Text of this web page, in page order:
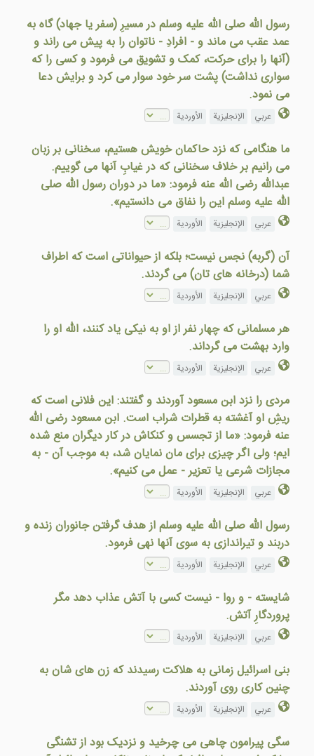
رسول الله صلى الله عليه وسلم در مسيرِ (سفر يا جهاد) گاه به
عمد عقب می ماند و - افرادِ - ناتوان را به پيش می راند و
(آنها را برای حرکت، کمک و تشويق می فرمود و کسی را که
سواری نداشت) پشت سر خود سوار می کرد و برايش دعا
می نمود.
عربي الإنجليزية الأوردية
ما هنگامی که نزد حاکمان خويش هستيم، سخنانی بر زبان
می رانيم بر خلاف سخنانی که در غيابِ آنها می گوييم.
عبدالله رضی الله عنه فرمود: «ما در دوران رسول الله صلى
الله عليه وسلم اين را نفاق می دانستيم».
عربي الإنجليزية الأوردية
آن (گربه) نجس نيست؛ بلکه از حيواناتی است که اطراف
شما (درخانه های تان) می گردند.
عربي الإنجليزية الأوردية
هر مسلمانی که چهار نفر از او به نيکی ياد کنند، الله او را
وارد بهشت می گرداند.
عربي الإنجليزية الأوردية
مردی را نزد ابن مسعود آوردند و گفتند: اين فلانی است که
ريشِ او آغشته به قطرات شراب است. ابن مسعود رضی الله
عنه فرمود: «ما از تجسس و کنکاش در کار ديگران منع شده
ايم؛ ولی اگر چيزی برای مان نمايان شد، به موجب آن - به
مجازات شرعی يا تعزير - عمل می کنيم».
عربي الإنجليزية الأوردية
رسول الله صلى الله عليه وسلم از هدف گرفتن جانوران زنده و
دربند و تيراندازی به سوی آنها نهی فرمود.
عربي الإنجليزية الأوردية
شايسته - و روا - نيست کسی با آتش عذاب دهد مگر
پروردگارِ آتش.
عربي الإنجليزية الأوردية
بنی اسرائيل زمانی به هلاکت رسيدند که زن های شان به
چنين کاری روی آوردند.
عربي الإنجليزية الأوردية
سگی پيرامون چاهی می چرخيد و نزديک بود از تشنگی